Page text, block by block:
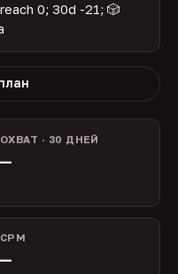
0; 30d -21; 🎲
ОХВАТ · 30 ДНЕЙ
—
CPM
—